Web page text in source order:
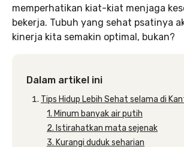
memperhatikan kiat-kiat menjaga
bekerja. Tubuh yang sehat psatinya
kinerja kita semakin optimal, bukan?
Dalam artikel ini
Tips Hidup Lebih Sehat selama di
1. Minum banyak air putih
2. Istirahatkan mata sejenak
3. Kurangi duduk seharian